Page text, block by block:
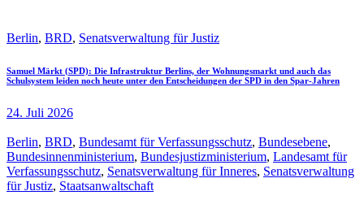
Berlin, BRD, Senatsverwaltung für Justiz
Samuel Märkt (SPD): Die Infrastruktur Berlins, der Wohnungsmarkt und auch das
Schulsystem leiden noch heute unter den Entscheidungen der SPD in den Spar-Jahren
24. Juli 2026
Berlin, BRD, Bundesamt für Verfassungsschutz, Bundesebene,
Bundesinnenministerium, Bundesjustizministerium, Landesamt für
Verfassungsschutz, Senatsverwaltung für Inneres, Senatsverwaltung
für Justiz, Staatsanwaltschaft